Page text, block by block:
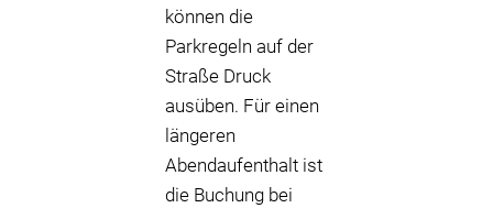
können die
Parkregeln auf der
Straße Druck
ausüben. Für einen
längeren
Abendaufenthalt ist
die Buchung bei